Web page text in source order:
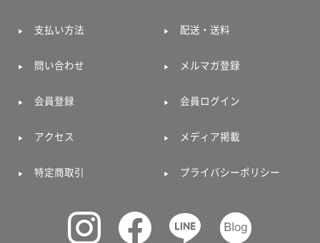
支払い方法 配送・送料
問い合わせ メルマガ登録
会員登録 会員ログイン
アクセス メディア掲載
特定商取引 プライバシーポリシー